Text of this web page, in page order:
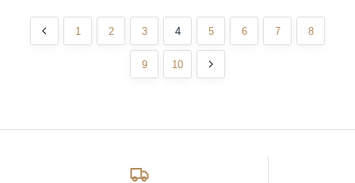
1 2 3 4 5 6 7 8
9 10